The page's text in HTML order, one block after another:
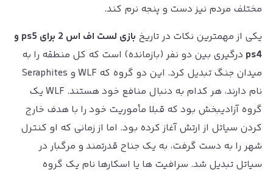
مختلف مردم نیز دست و پنجه نرم کند.
یکی از مهمترین نکات در تاریخ
بازی لست اف اس 2 برای ps5 و
ps4 درگیری بین دو نفر (بازمانده) است که کل منطقه را به
میدان جنگ تبدیل کرد. این دو گروه که WLF و Seraphites
نام دارند، هر کدام به دنبال منافع خود هستند. WLF یک
گروه آزادیبخش بود که قبلا مأموریت خود را با هدف خارج
کردن سیاتل از ارتش آغاز کرده بود. اما از زمانی که او کنترل
شهر را به دست گرفت، به یک جناح قدرتمند و مرگبار در
سیاتل تبدیل شد. سرافیت ها یا اسکارها نام یک گروه